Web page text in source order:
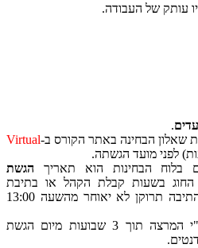
עותק של העבודה.
.
שאלון הבחינה באתר הקורס ב-Virtual
בלוח הבחינות הוא תאריך הגשת
החוג בשעות קבלת הקהל או בתיבת
הדואר של החוג. התיבה תרוקן לא יאוחר מהשעה 13:00
מסירת הציונים ע"י המרצה תוך 3 שבועות מיום הגשת